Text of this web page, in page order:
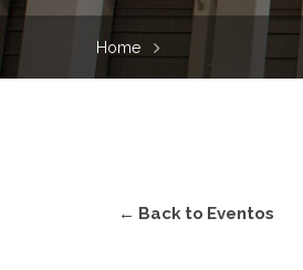
Home
← Back to Eventos